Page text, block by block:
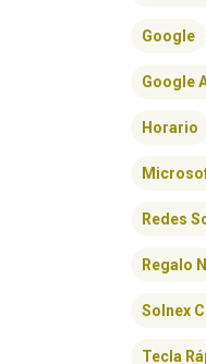
Google
Google
Horario
Redes
Regalo
Solnex
Tecla